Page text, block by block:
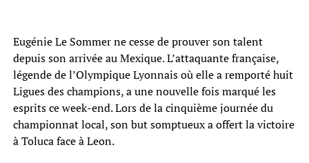
Eugénie Le Sommer ne cesse de prouver son talent
depuis son arrivée au Mexique. L’attaquante française,
légende de l’Olympique Lyonnais où elle a remporté huit
Ligues des champions, a une nouvelle fois marqué les
esprits ce week-end. Lors de la cinquième journée du
championnat local, son but somptueux a offert la victoire
à Toluca face à Leon.